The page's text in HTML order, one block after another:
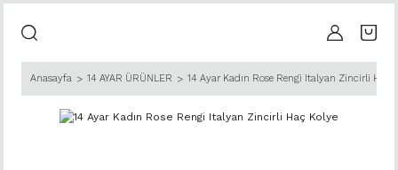
Anasayfa 14 AYAR ÜRÜNLER 14 Ayar Kadın Rose Rengi Italyan Zincirli Haç